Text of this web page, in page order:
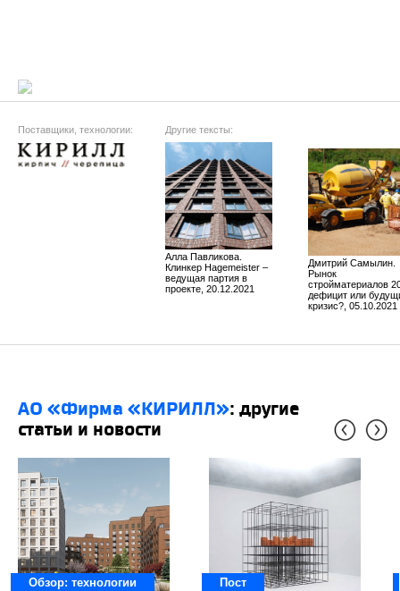
Поставщики, технологии: Другие тексты:
Алла Павликова.
Клинкер Hagemeister –
ведущая партия в
проекте, 20.12.2021
Дмитрий Самылин.
Рынок
стройматериалов
дефицит или
кризис?, 05.10.2021
АО «Фирма «КИРИЛЛ»: другие
статьи и новости
Обзор: технологии Пост